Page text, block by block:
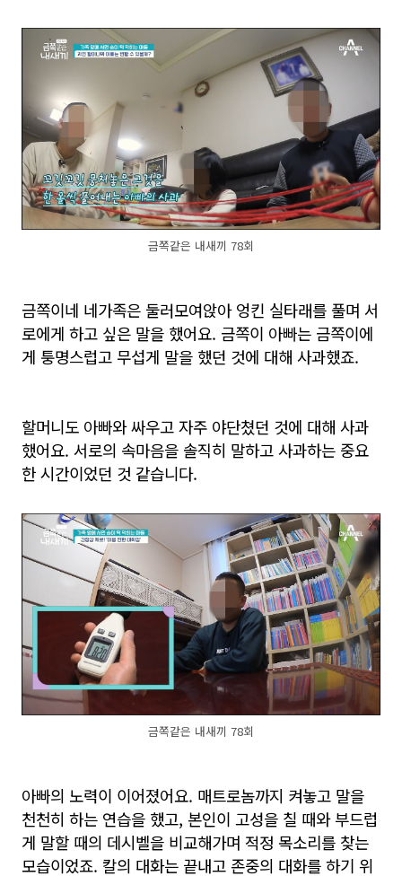
금쪽같은 내새끼 78회
금쪽이네 네가족은 둘러모여앉아 엉킨 실타래를 풀며 서
로에게 하고 싶은 말을 했어요. 금쪽이 아빠는 금쪽이에
게 퉁명스럽고 무섭게 말을 했던 것에 대해 사과했죠.
할머니도 아빠와 싸우고 자주 야단쳤던 것에 대해 사과
했어요. 서로의 속마음을 솔직히 말하고 사과하는 중요
한 시간이었던 것 같습니다.
금쪽같은 내새끼 78회
아빠의 노력이 이어졌어요. 매트로놈까지 켜놓고 말을
천천히 하는 연습을 했고, 본인이 고성을 칠 때와 부드럽
게 말할 때의 데시벨을 비교해가며 적정 목소리를 찾는
모습이었죠. 칼의 대화는 끝내고 존중의 대화를 하기 위